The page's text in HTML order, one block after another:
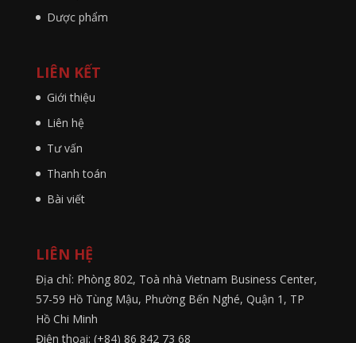
Dược phẩm
LIÊN KẾT
Giới thiệu
Liên hệ
Tư vấn
Thanh toán
Bài viết
LIÊN HỆ
Địa chỉ: Phòng 802, Toà nhà Vietnam Business Center,
57-59 Hồ Tùng Mậu, Phường Bến Nghé, Quận 1, TP
Hồ Chi Minh
Điện thoại: (+84) 86 842 73 68